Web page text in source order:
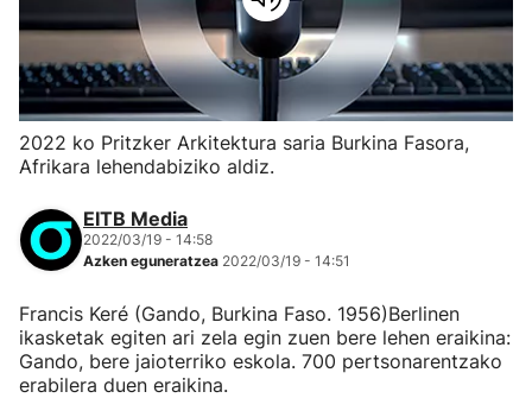
2022 ko Pritzker Arkitektura saria Burkina Fasora,
Afrikara lehendabiziko aldiz.
EITB Media
2022/03/19 - 14:58
Azken eguneratzea 2022/03/19 - 14:51
Francis Keré (Gando, Burkina Faso. 1956)Berlinen
ikasketak egiten ari zela egin zuen bere lehen eraikina:
Gando, bere jaioterriko eskola. 700 pertsonarentzako
erabilera duen eraikina.